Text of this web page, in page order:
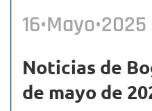
16•Mayo•2025
Noticias de
de mayo de